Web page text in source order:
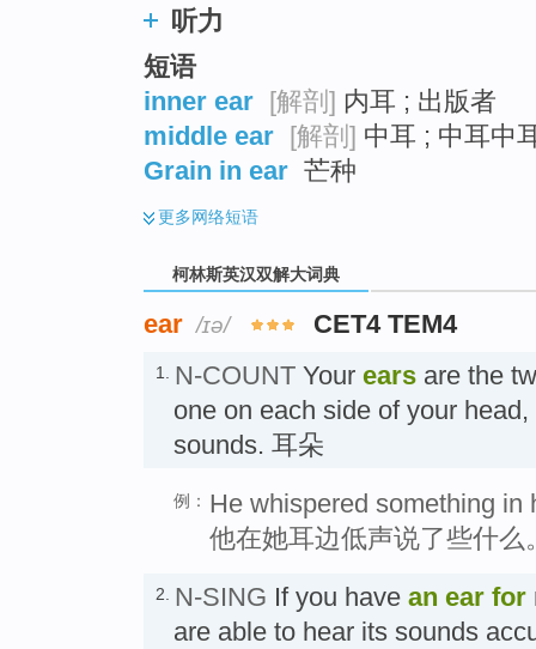
听力
短语
inner ear
[解剖] 内耳 ; 出版者
middle ear
[解剖] 中耳 ; 中耳中
Grain in ear 芒种
更多网络短语
柯林斯英汉双解大词典
ear /ɪə/ CET4 TEM4
1. N-COUNT Your ears are the
one on each side of your
sounds. 耳朵
例： He whispered something in
他在她耳边低声说了些什么
2. N-SING If you have an ear for
are able to hear its sounds